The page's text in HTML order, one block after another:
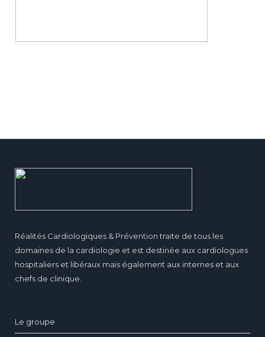
Réalités Cardiologiques & Prévention traite de tous les
domaines de la cardiologie et est destinée aux cardiologues
hospitaliers et libéraux mais également aux internes et aux
chefs de clinique.
Le groupe